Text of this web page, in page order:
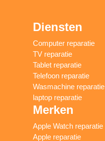
Diensten
Computer reparatie
TV reparatie
Tablet reparatie
Telefoon reparatie
Wasmachine reparatie
laptop reparatie
Merken
Apple Watch reparatie
Apple reparatie